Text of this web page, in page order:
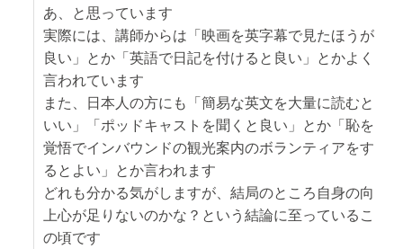
あ、と思っています
実際には、講師からは「映画を英字幕で見たほうが
良い」とか「英語で日記を付けると良い」とかよく
言われています
また、日本人の方にも「簡易な英文を大量に読むと
いい」「ポッドキャストを聞くと良い」とか「恥を
覚悟でインバウンドの観光案内のボランティアをす
るとよい」とか言われます
どれも分かる気がしますが、結局のところ自身の向
上心が足りないのかな？という結論に至っているこ
の頃です